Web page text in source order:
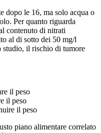
dopo le 16, ma solo acqua o
Per quanto riguarda
contenuto di nitrati
al di sotto dei 50 mg/l
studio, il rischio di tumore
il peso
il peso
il peso
piano alimentare correlato